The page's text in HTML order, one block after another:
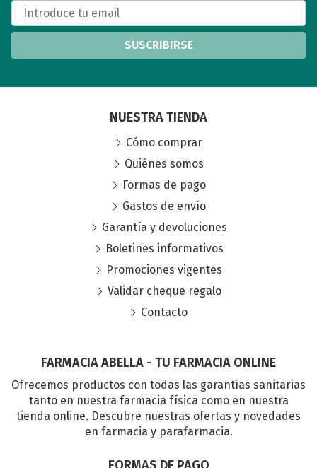
SUSCRIBIRSE
FARMACIA ABELLA - TU FARMACIA ONLINE
Ofrecemos productos con todas las garantías sanitarias
tanto en nuestra farmacia física como en nuestra
tienda online. Descubre nuestras ofertas y novedades
en farmacia y parafarmacia.
FORMAS DE PAGO
NUESTRA TIENDA
Cómo comprar
Quiénes somos
Formas de pago
Gastos de envío
Garantía y devoluciones
Boletines informativos
Promociones vigentes
Validar cheque regalo
Contacto